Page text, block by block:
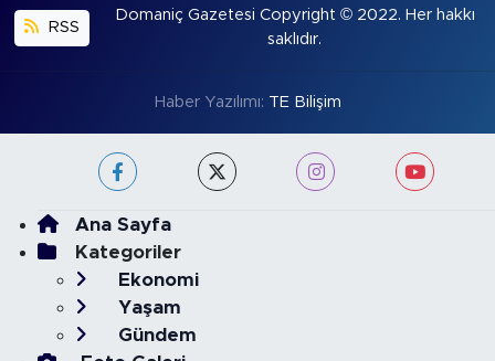
RSS
Domaniç Gazetesi Copyright © 2022. Her hakkı
saklıdır.
Haber Yazılımı: TE Bilişim
Ana Sayfa
Kategoriler
Ekonomi
Yaşam
Gündem